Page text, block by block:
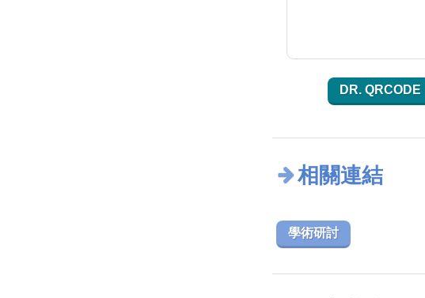
DR. QRCODE
相關連結
學術研討